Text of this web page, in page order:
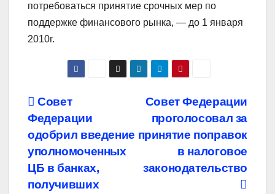
потребоваться принятие срочных мер по
поддержке финансового рынка, — до 1 января
2010г.
Навигация
по
записям
Совет Федерации
проголосовал за
принятие поправок
в налоговое
законодательство
Совет
Федерации
одобрил введение
уполномоченных
ЦБ в банках,
получивших